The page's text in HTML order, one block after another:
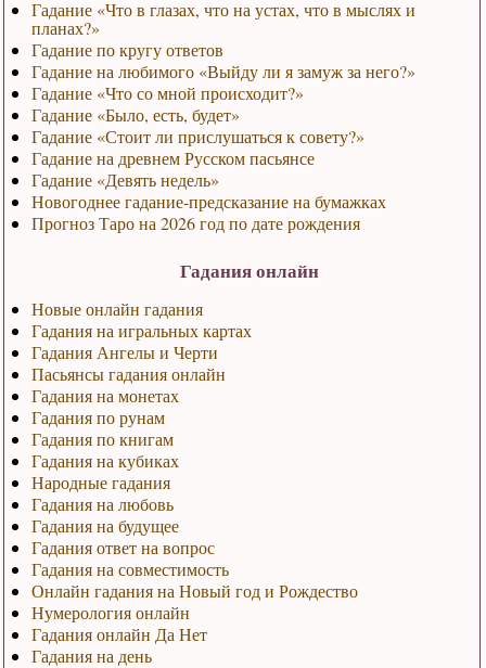
Гадание «Что в глазах, что на устах, что в мыслях и
планах?»
Гадание по кругу ответов
Гадание на любимого «Выйду ли я замуж за него?»
Гадание «Что со мной происходит?»
Гадание «Было, есть, будет»
Гадание «Стоит ли прислушаться к совету?»
Гадание на древнем Русском пасьянсе
Гадание «Девять недель»
Новогоднее гадание-предсказание на бумажках
Прогноз Таро на 2026 год по дате рождения
Гадания онлайн
Новые онлайн гадания
Гадания на игральных картах
Гадания Ангелы и Черти
Пасьянсы гадания онлайн
Гадания на монетах
Гадания по рунам
Гадания по книгам
Гадания на кубиках
Народные гадания
Гадания на любовь
Гадания на будущее
Гадания ответ на вопрос
Гадания на совместимость
Онлайн гадания на Новый год и Рождество
Нумерология онлайн
Гадания онлайн Да Нет
Гадания на день